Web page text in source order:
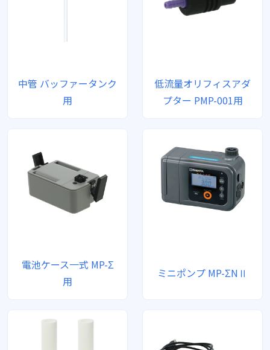
中管 バッファータンク
用
低流量オリフィスアダ
プター PMP-001用
電池ケース一式 MP-Σ
用
ミニポンプ MP-ΣNⅡ